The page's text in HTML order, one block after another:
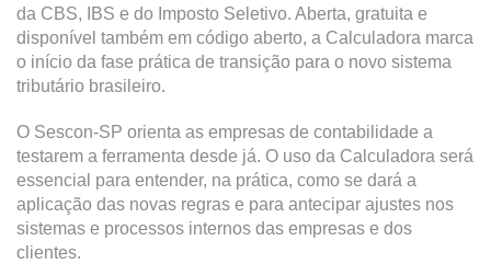
da CBS, IBS e do Imposto Seletivo. Aberta, gratuita e
disponível também em código aberto, a Calculadora marca
o início da fase prática de transição para o novo sistema
tributário brasileiro.
O Sescon-SP orienta as empresas de contabilidade a
testarem a ferramenta desde já. O uso da Calculadora será
essencial para entender, na prática, como se dará a
aplicação das novas regras e para antecipar ajustes nos
sistemas e processos internos das empresas e dos
clientes.